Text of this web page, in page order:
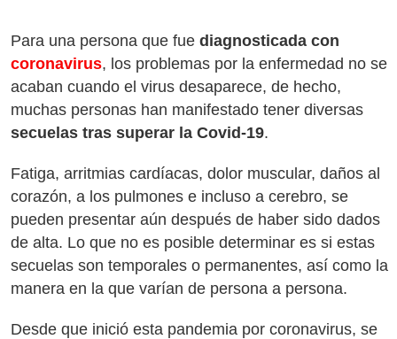
Para una persona que fue diagnosticada con
coronavirus, los problemas por la enfermedad no se
acaban cuando el virus desaparece, de hecho,
muchas personas han manifestado tener diversas
secuelas tras superar la Covid-19.
Fatiga, arritmias cardíacas, dolor muscular, daños al
corazón, a los pulmones e incluso a cerebro, se
pueden presentar aún después de haber sido dados
de alta. Lo que no es posible determinar es si estas
secuelas son temporales o permanentes, así como la
manera en la que varían de persona a persona.
Desde que inició esta pandemia por coronavirus, se